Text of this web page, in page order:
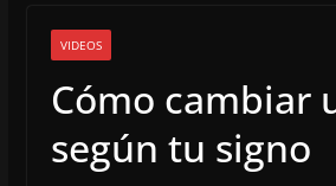
VIDEOS
Cómo cambiar
según tu signo